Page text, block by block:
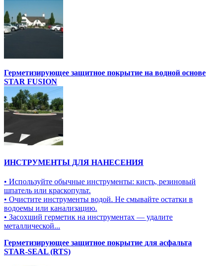
Герметизирующее защитное покрытие на водной основе
STAR FUSION
ИНСТРУМЕНТЫ ДЛЯ НАНЕСЕНИЯ
• Используйте обычные инструменты: кисть, резиновый
шпатель или краскопульт.
• Очистите инструменты водой. Не смывайте остатки в
водоемы или канализацию.
• Засохший герметик на инструментах — удалите
металлической...
Герметизирующее защитное покрытие для асфальта
STAR-SEAL (RTS)